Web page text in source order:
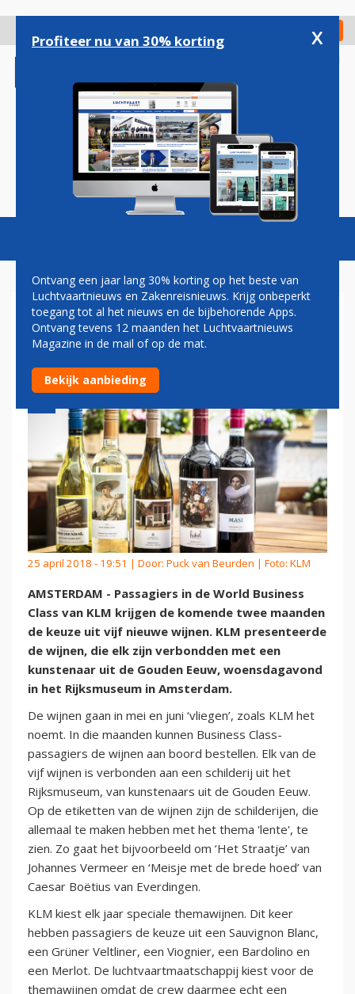
gaan
Check in
Magazine Podcasts Vacatures
KLM PRESENTEERT BUSINESS
CLASS LENTEWIJNEN
25 april 2018 - 19:51 | Door: Puck van Beurden | Foto: KLM
AMSTERDAM - Passagiers in de World Business
Class van KLM krijgen de komende twee maanden
de keuze uit vijf nieuwe wijnen. KLM presenteerde
de wijnen, die elk zijn verbondden met een
kunstenaar uit de Gouden Eeuw, woensdagavond
in het Rijksmuseum in Amsterdam.
De wijnen gaan in mei en juni ‘vliegen’, zoals KLM het
noemt. In die maanden kunnen Business Class-
passagiers de wijnen aan boord bestellen. Elk van de
vijf wijnen is verbonden aan een schilderij uit het
Rijksmuseum, van kunstenaars uit de Gouden Eeuw.
Op de etiketten van de wijnen zijn de schilderijen, die
allemaal te maken hebben met het thema 'lente', te
zien. Zo gaat het bijvoorbeeld om ‘Het Straatje’ van
Johannes Vermeer en ‘Meisje met de brede hoed’ van
Caesar Boëtius van Everdingen.
KLM kiest elk jaar speciale themawijnen. Dit keer
hebben passagiers de keuze uit een Sauvignon Blanc,
een Grüner Veltliner, een Viognier, een Bardolino en
een Merlot. De luchtvaartmaatschappij kiest voor de
themawijnen omdat de crew daarmee echt een
Profiteer nu van 30% korting x
Ontvang een jaar lang 30% korting op het beste van
Luchtvaartnieuws en Zakenreisnieuws. Krijg onbeperkt
toegang tot al het nieuws en de bijbehorende Apps.
Ontvang tevens 12 maanden het Luchtvaartnieuws
Magazine in de mail of op de mat.
Bekijk aanbieding